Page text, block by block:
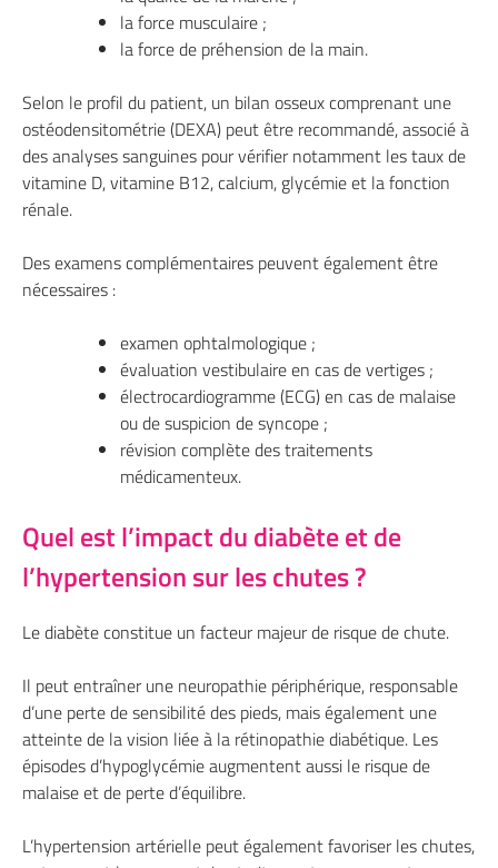
la force musculaire ;
la force de préhension de la main.
Selon le profil du patient, un bilan osseux comprenant une
ostéodensitométrie (DEXA) peut être recommandé, associé à
des analyses sanguines pour vérifier notamment les taux de
vitamine D, vitamine B12, calcium, glycémie et la fonction
rénale.
Des examens complémentaires peuvent également être
nécessaires :
examen ophtalmologique ;
évaluation vestibulaire en cas de vertiges ;
électrocardiogramme (ECG) en cas de malaise
ou de suspicion de syncope ;
révision complète des traitements
médicamenteux.
Quel est l’impact du diabète et de
l’hypertension sur les chutes ?
Le diabète constitue un facteur majeur de risque de chute.
Il peut entraîner une neuropathie périphérique, responsable
d’une perte de sensibilité des pieds, mais également une
atteinte de la vision liée à la rétinopathie diabétique. Les
épisodes d’hypoglycémie augmentent aussi le risque de
malaise et de perte d’équilibre.
L’hypertension artérielle peut également favoriser les chutes,